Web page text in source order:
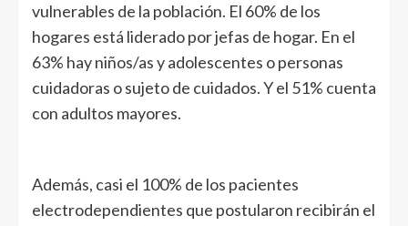
vulnerables de la población. El 60% de los
hogares está liderado por jefas de hogar. En el
63% hay niños/as y adolescentes o personas
cuidadoras o sujeto de cuidados. Y el 51% cuenta
con adultos mayores.
Además, casi el 100% de los pacientes
electrodependientes que postularon recibirán el